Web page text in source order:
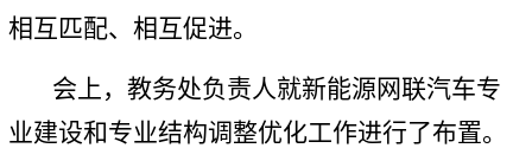
相互匹配、相互促进。
会上，教务处负责人就新能源网联汽车专
业建设和专业结构调整优化工作进行了布置。